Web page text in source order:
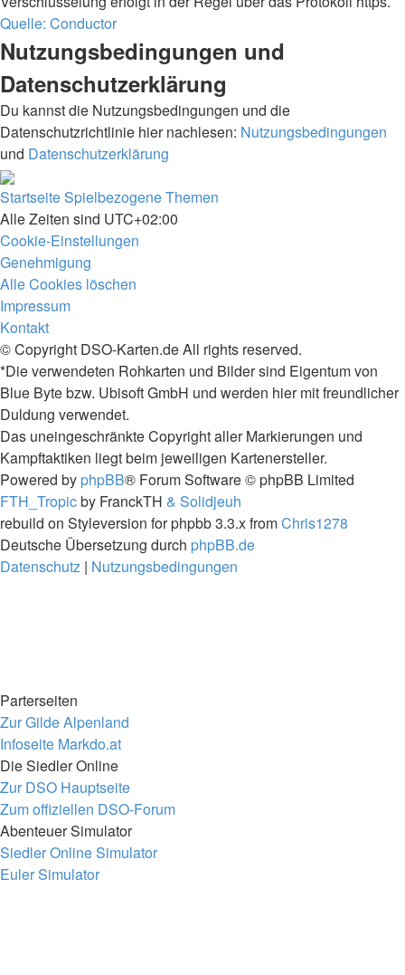
Quelle: Conductor
Nutzungsbedingungen und
Datenschutzerklärung
Du kannst die Nutzungsbedingungen und die
Datenschutzrichtlinie hier nachlesen: Nutzungsbedingungen
und Datenschutzerklärung
StartseiteSpielbezogene Themen
Alle Zeiten sind UTC+02:00
Cookie-Einstellungen
Genehmigung
Alle Cookies löschen
Impressum
Kontakt
© Copyright DSO-Karten.de All rights reserved.
*Die verwendeten Rohkarten und Bilder sind Eigentum von
Blue Byte bzw. Ubisoft GmbH und werden hier mit freundlicher
Duldung verwendet.
Das uneingeschränkte Copyright aller Markierungen und
Kampftaktiken liegt beim jeweiligen Kartenersteller.
Powered by phpBB® Forum Software © phpBB Limited
FTH_Tropicby FranckTH & Solidjeuh
rebuild on Styleversion for phpbb 3.3.x fromChris1278
Deutsche Übersetzung durch phpBB.de
Datenschutz | Nutzungsbedingungen
Parterseiten
Zur Gilde Alpenland
Infoseite Markdo.at
Die Siedler Online
Zur DSO Hauptseite
Zum offiziellen DSO-Forum
Abenteuer Simulator
Siedler Online Simulator
Euler Simulator